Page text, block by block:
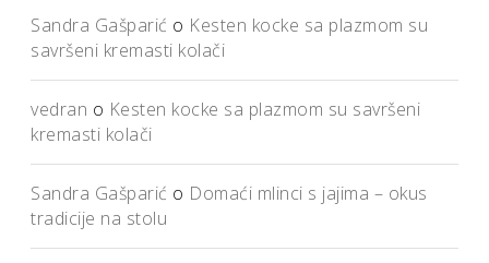
Sandra Gašparić o Kesten kocke sa plazmom su
savršeni kremasti kolači
vedran o Kesten kocke sa plazmom su savršeni
kremasti kolači
Sandra Gašparić o Domaći mlinci s jajima – okus
tradicije na stolu